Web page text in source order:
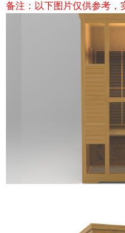
├─客厅家居系
├─卧室家居系
├─茶艺系列
├─商务产品系
├─禅修系列
备注：以下图片仅供参考，